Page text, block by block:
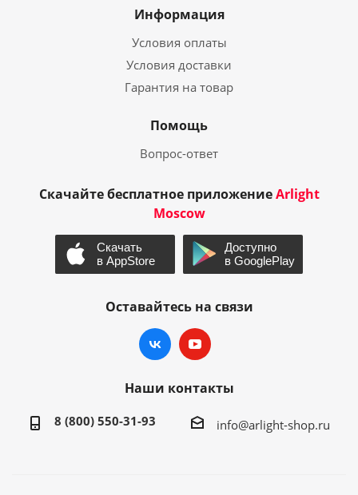
Информация
Условия оплаты
Условия доставки
Гарантия на товар
Помощь
Вопрос-ответ
Скачайте бесплатное приложениеArlight
Moscow
Оставайтесь на связи
Наши контакты
8 (800) 550-31-93 info@arlight-shop.ru